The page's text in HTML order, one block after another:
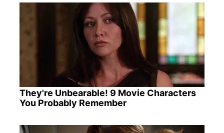
They're Unbearable! 9 Movie Characters
You Probably Remember